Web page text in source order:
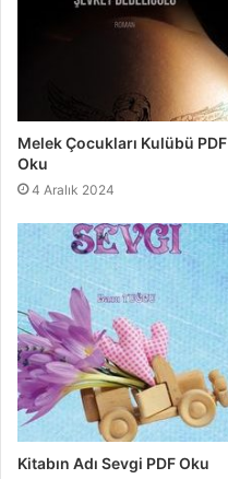
Melek Çocukları Kulübü PDF
Oku
4 Aralık 2024
Kitabın Adı Sevgi PDF Oku